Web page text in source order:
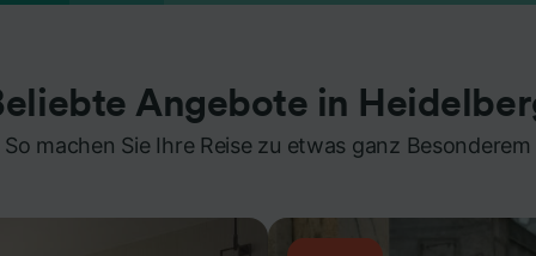
Angebote in
So machen Sie Ihre Reise zu etwas ganz Besonderem